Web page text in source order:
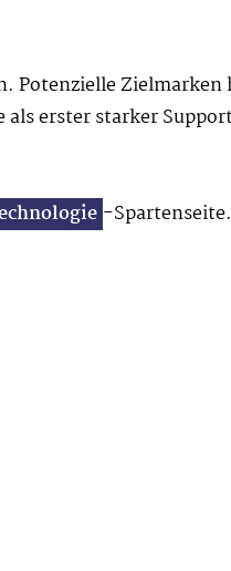
Potenzielle
als erster starker
-Spartenseite.